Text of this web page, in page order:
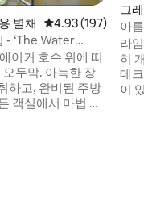
별채 평점 4.93점(5점
4.93 (197)
- ‘The Water
이커 호수 위에 떠
두막. 아늑한 장
하고, 완비된 주방
객실에서 마법 같
그
아
중
라
히
데
이